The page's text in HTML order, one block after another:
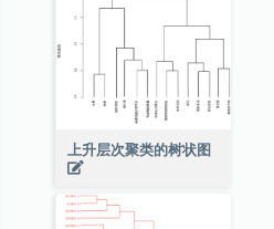
上升层次聚类的树状图